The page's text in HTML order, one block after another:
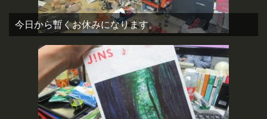
今日から暫くお休みになります。